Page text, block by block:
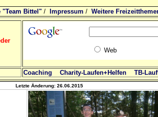
"Team Bittel"/ Impressum / Weitere
Web
Coaching Charity-Laufen+Helfen TB-
Letzte Änderung: 26.06.2015